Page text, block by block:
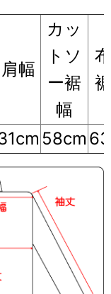
肩幅
カッ
トソ
ー裾
幅
58cm